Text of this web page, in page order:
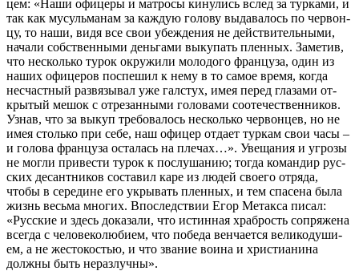
цем: «На­ши офи­це­ры и мат­ро­сы ки­ну­лись вслед за тур­ка­ми, и
так как му­суль­ма­нам за каж­дую го­ло­ву вы­да­ва­лось по чер­вон­
цу, то на­ши, ви­дя все свои убеж­де­ния не дей­стви­тель­ны­ми,
на­ча­ли соб­ствен­ны­ми день­га­ми вы­ку­пать плен­ных. За­ме­тив,
что несколь­ко ту­рок окру­жи­ли мо­ло­до­го фран­цу­за, один из
на­ших офи­це­ров по­спе­шил к нему в то са­мое вре­мя, ко­гда
несчаст­ный раз­вя­зы­вал уже гал­стух, имея пе­ред гла­за­ми от­
кры­тый ме­шок с от­ре­зан­ны­ми го­ло­ва­ми со­оте­че­ствен­ни­ков.
Узнав, что за вы­куп тре­бо­ва­лось несколь­ко чер­вон­цев, но не
имея столь­ко при се­бе, наш офи­цер от­да­ет тур­кам свои ча­сы –
и го­ло­ва фран­цу­за оста­лась на пле­чах…». Уве­ща­ния и угро­зы
не мог­ли при­ве­сти ту­рок к по­слу­ша­нию; то­гда ко­ман­дир рус­
ских де­сант­ни­ков со­ста­вил ка­ре из лю­дей сво­е­го от­ря­да,
чтобы в се­ре­дине его укры­вать плен­ных, и тем спа­се­на бы­ла
жизнь весь­ма мно­гих. Впо­след­ствии Егор Ме­так­са пи­сал:
«Рус­ские и здесь до­ка­за­ли, что ис­тин­ная храб­рость со­пря­же­на
все­гда с че­ло­ве­ко­лю­би­ем, что по­бе­да вен­ча­ет­ся ве­ли­ко­ду­ши­
ем, а не же­сто­ко­стью, и что зва­ние во­и­на и хри­сти­а­ни­на
долж­ны быть нераз­луч­ны».